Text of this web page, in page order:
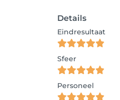
Details
Eindresultaat
Sfeer
Personeel